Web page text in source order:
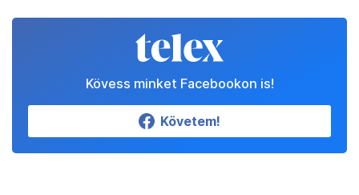
Kövess minket Facebookon is!
Követem!